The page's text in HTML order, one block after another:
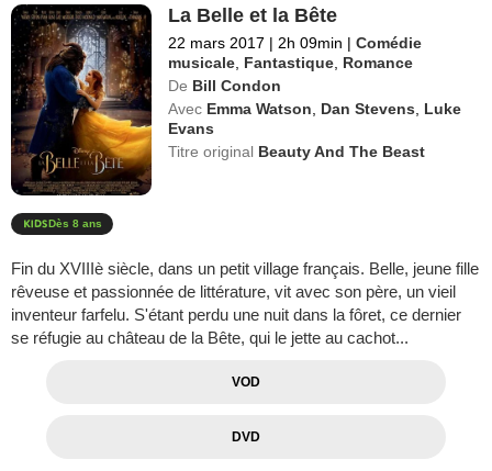
La Belle et la Bête
22 mars 2017 | 2h 09min | Comédie
musicale Fantastique Romance
De Bill Condon
Avec Emma Watson Dan Stevens
Luke
Evans
Titre original Beauty And The Beast
Dès 8 ans
Fin du XVIIIè siècle, dans un petit village français. Belle, jeune fille
rêveuse et passionnée de littérature, vit avec son père, un vieil
inventeur farfelu. S'étant perdu une nuit dans la fôret, ce dernier
se réfugie au château de la Bête, qui le jette au cachot...
VOD
DVD